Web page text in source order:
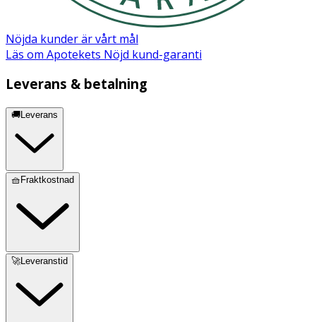
Nöjda kunder är vårt mål
Läs om Apotekets Nöjd kund-garanti
Leverans & betalning
🚚Leverans
🧺Fraktkostnad
🚀Leveranstid